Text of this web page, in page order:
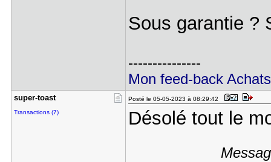
Sous garantie ?
---------------
Mon feed-back
super-toas​t
Transactions (7)
Posté le 05-05-2023 à 08:29:42
Désolé tout le